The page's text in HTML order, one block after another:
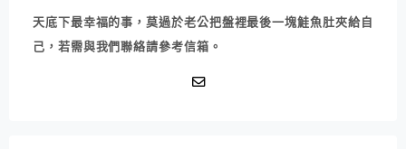
天底下最幸福的事，莫過於老公把盤裡最後一塊鮭魚肚夾給自
己，若需與我們聯絡請參考信箱。